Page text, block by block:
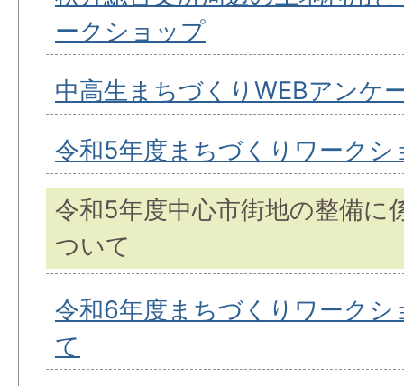
ークショップ
中高生まちづくりWEBアンケ
令和5年度まちづくりワークシ
令和5年度中心市街地の整備に
ついて
令和6年度まちづくりワーク
て